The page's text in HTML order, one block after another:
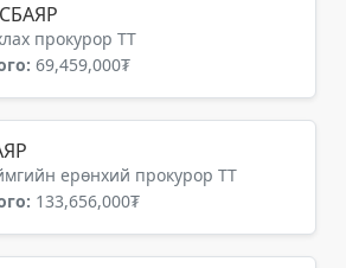
прокурор ТТ
69,459,000₮
ерөнхий прокурор ТТ
133,656,000₮